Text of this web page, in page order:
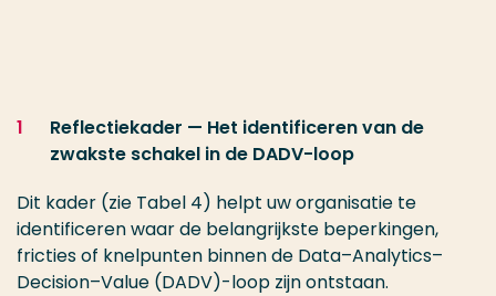
Reflectiekader — Het identificeren van de
zwakste schakel in de DADV-loop
Dit kader (zie Tabel 4) helpt uw organisatie te
identificeren waar de belangrijkste beperkingen,
fricties of knelpunten binnen de Data–Analytics–
Decision–Value (DADV)-loop zijn ontstaan.